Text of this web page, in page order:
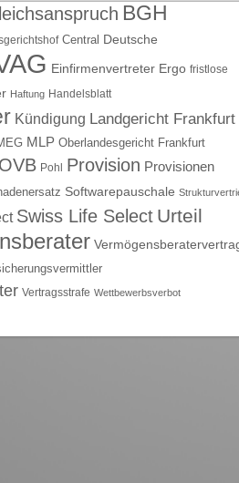
BGH
Central Deutsche
Einfirmenvertreter Ergo fristlose
Haftung Handelsblatt
Kündigung Landgericht Frankfurt
MLP Oberlandesgericht Frankfurt
OVB Pohl Provision Provisionen
Softwarepauschale
Swiss Life Select Urteil
Vertragsstrafe Wettbewerbsverbot